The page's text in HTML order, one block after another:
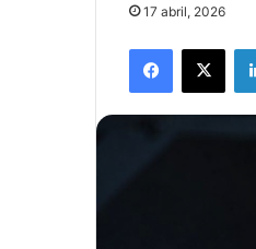
17 abril, 2026